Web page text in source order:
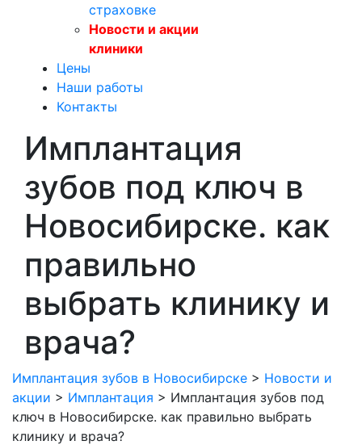
страховке
Новости и акции
клиники
Цены
Наши работы
Контакты
Имплантация
зубов под ключ в
Новосибирске. как
правильно
выбрать клинику и
врача?
Имплантация зубов в Новосибирске > Новости и
акции > Имплантация > Имплантация зубов под
ключ в Новосибирске. как правильно выбрать
клинику и врача?